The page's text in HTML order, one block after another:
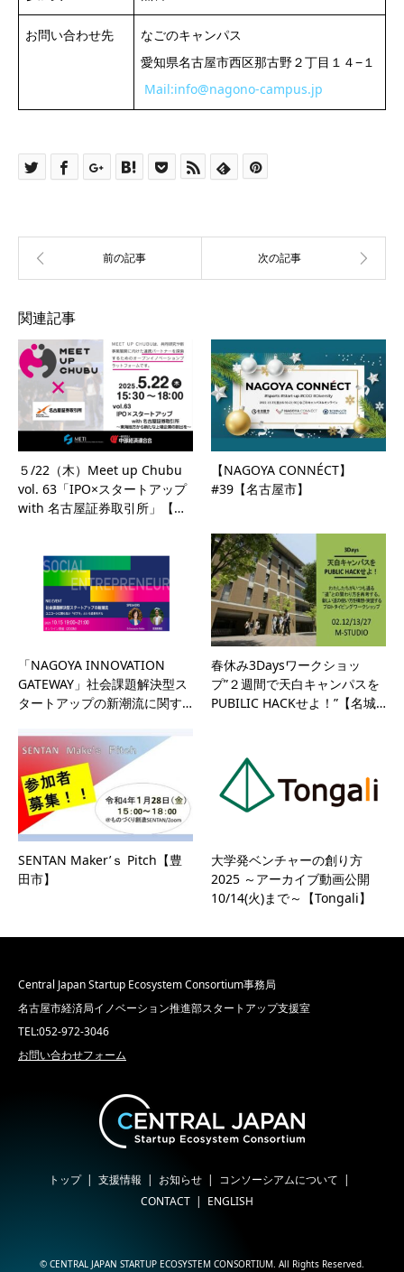
お問い合わせ先
なごのキャンパス
愛知県名古屋市西区那古野２丁目１４−１
Mail:info@nagono-campus.jp
関連記事
５/22（木）Meet up Chubu
vol. 63「IPO×スタートアップ
with 名古屋証券取引所」【…
【NAGOYA CONNÉCT】
#39【名古屋市】
「NAGOYA INNOVATION
GATEWAY」社会課題解決型ス
タートアップの新潮流に関す…
春休み3Daysワークショッ
プ”２週間で天白キャンパスを
PUBILIC HACKせよ！”【名城…
SENTAN Maker’ｓ Pitch【豊
田市】
大学発ベンチャーの創り方
2025 ～アーカイブ動画公開
10/14(火)まで～【Tongali】
Central Japan Startup Ecosystem Consortium事務局
名古屋市経済局イノベーション推進部スタートアップ支援室
TEL:052-972-3046
お問い合わせフォーム
トップ 支援情報 お知らせ
コンソーシアムについて
CONTACT
ENGLISH
© CENTRAL JAPAN STARTUP ECOSYSTEM CONSORTIUM . All Rights Reserved.